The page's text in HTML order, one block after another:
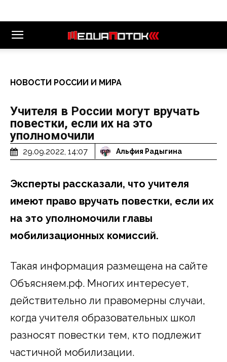
НОВОСТИ РОССИИ И МИРА
Учителя в России могут вручать
повестки, если их на это
уполномочили
29.09.2022, 14:07 Альфия Радыгина
Эксперты рассказали, что учителя
имеют право вручать повестки, если их
на это уполномочили главы
мобилизационных комиссий.
Такая информация размещена на сайте
Объясняем.рф. Многих интересует,
действительно ли правомерны случаи,
когда учителя образовательных школ
разносят повестки тем, кто подлежит
частичной мобилизации.